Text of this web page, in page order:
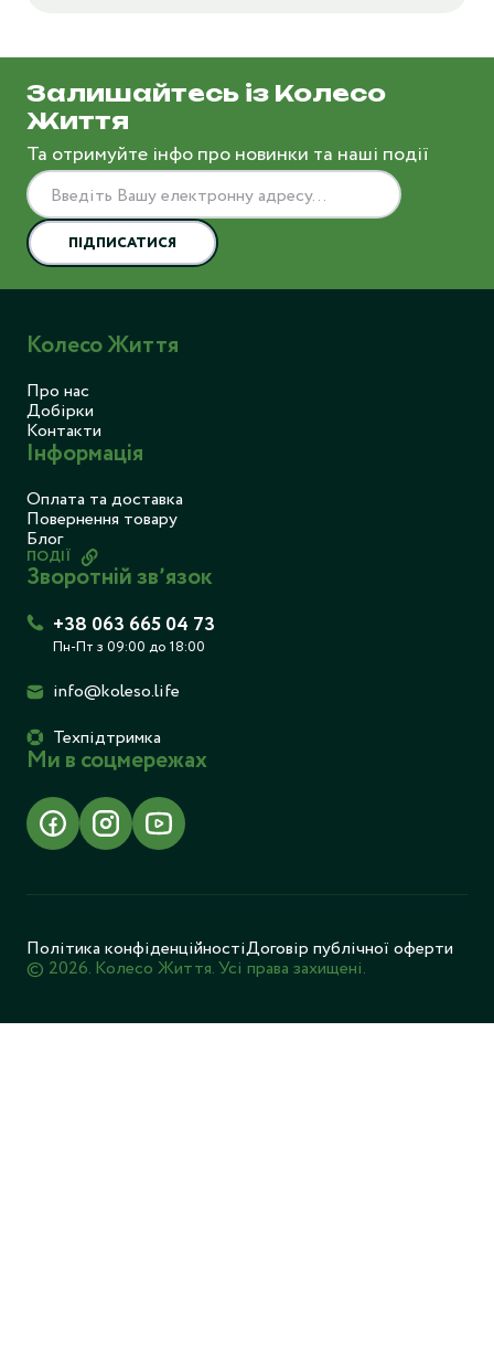
Залишайтесь із Колесо
Життя
Та отримуйте інфо про новинки та наші події
ПІДПИСАТИСЯ
Колесо Життя
Про нас
Добірки
Контакти
Інформація
Оплата та доставка
Повернення товару
Блог
ПОДІЇ
Зворотній звʼязок
+38 063 665 04 73
Пн-Пт з 09:00 до 18:00
info@koleso.life
Техпідтримка
Ми в соцмережах
Політика конфіденційностіДоговір публічної оферти
© 2026. Колесо Життя. Усі права захищені.